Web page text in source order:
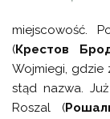
miejscowość.
(Крестов
Wojmiegi, gdzie
stąd nazwa.
Roszal (